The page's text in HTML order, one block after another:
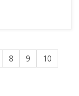
8 9 10